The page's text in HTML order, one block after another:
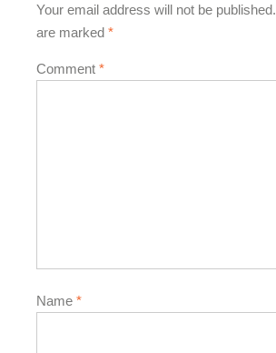
Your email address will not be published.
are marked *
Comment *
Name *